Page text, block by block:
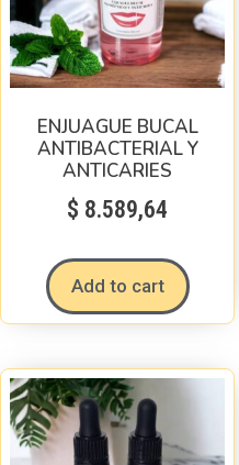
ENJUAGUE BUCAL
ANTIBACTERIAL Y
ANTICARIES
$ 8.589,64
Add to cart